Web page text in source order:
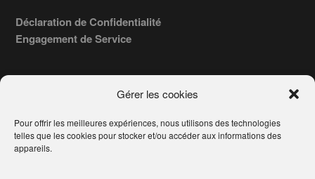
Gérer les cookies
Pour offrir les meilleures expériences, nous utilisons des technologies
telles que les cookies pour stocker et/ou accéder aux informations des
appareils.
Déclaration de Confidentialité
Engagement de Service
COPYRIGHT © 2026 · TROUVERVOTREAVOCAT.COM, ÉDITÉ PAR
LA SOCIÉTÉAWATECH- 91, RUE DU FAUBOURG ST HONORÉ